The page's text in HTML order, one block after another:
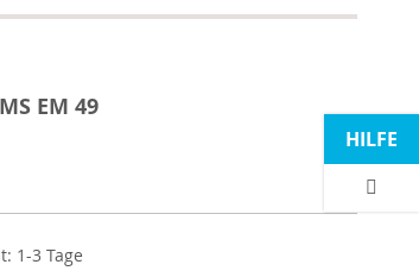
EM 49
1-3 Tage
HILFE